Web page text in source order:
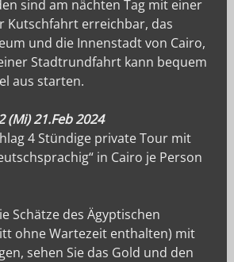
sind am nächten Tag mit einer
Kutschfahrt erreichbar, das
und die Innenstadt von Cairo,
Stadtrundfahrt kann bequem
aus starten.
(Mi) 21.Feb 2024
4 Stündige private Tour mit
in Cairo je Person
Schätze des Ägyptischen
ohne Wartezeit enthalten) mit
sehen Sie das Gold und den